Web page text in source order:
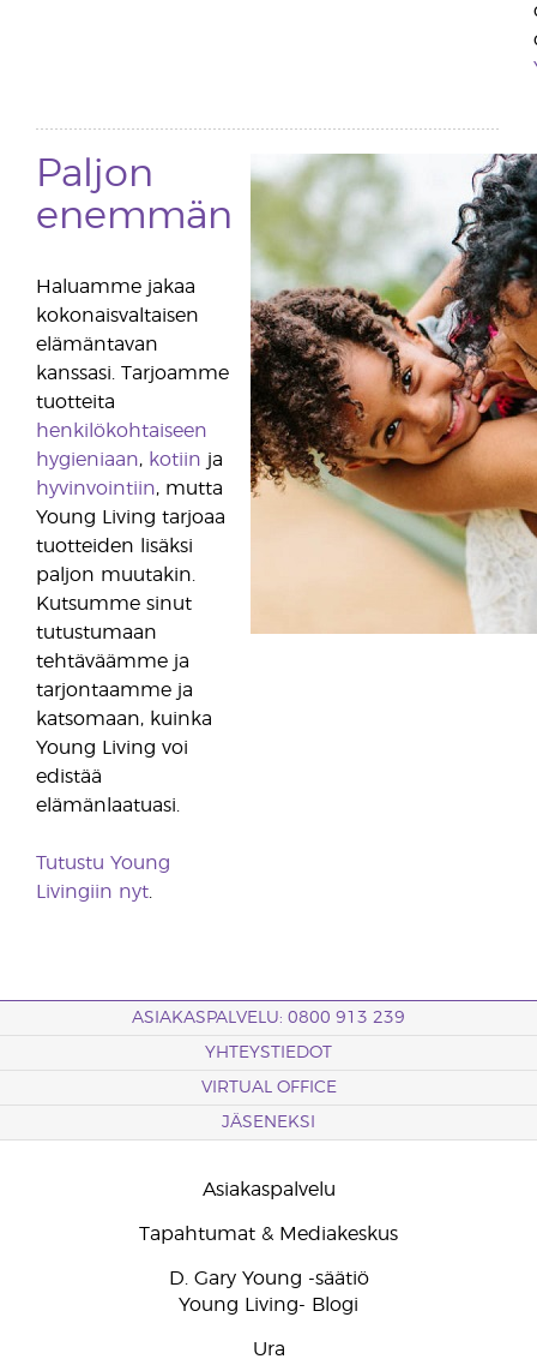
Paljon
enemmän
Haluamme jakaa
kokonaisvaltaisen
elämäntavan
kanssasi. Tarjoamme
tuotteita
henkilökohtaiseen
hygieniaan, kotiin ja
hyvinvointiin, mutta
Young Living tarjoaa
tuotteiden lisäksi
paljon muutakin.
Kutsumme sinut
tutustumaan
tehtäväämme ja
tarjontaamme ja
katsomaan, kuinka
Young Living voi
edistää
elämänlaatuasi.
Tutustu Young
Livingiin nyt
ASIAKASPALVELU: 0800 913 239
YHTEYSTIEDOT
VIRTUAL OFFICE
JÄSENEKSI
Asiakaspalvelu
Tapahtumat & Mediakeskus
D. Gary Young -säätiö
Young Living- Blogi
Ura